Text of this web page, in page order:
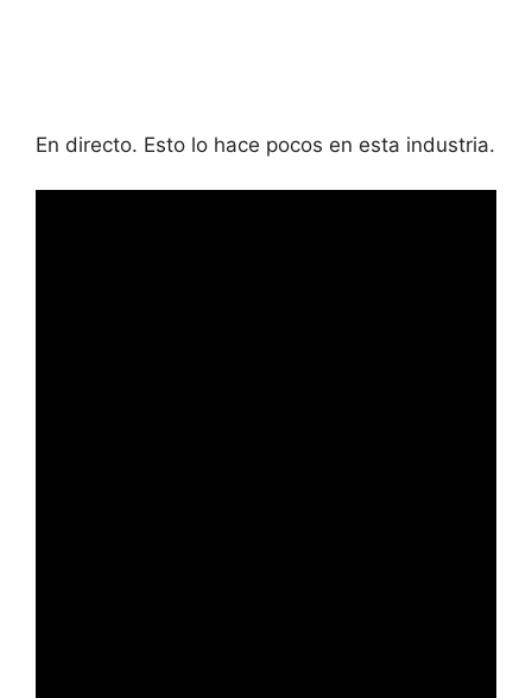
En directo. Esto lo hace pocos en esta industria.